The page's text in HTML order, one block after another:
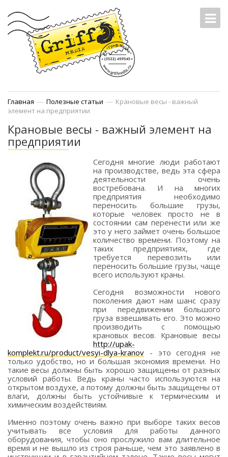
Главная — Полезные статьи — Крановые весы - важный
элемент на предприятии
Крановые весы - важный элемент на
предприятии
Сегодня многие люди работают
на производстве, ведь эта сфера
деятельности очень
востребована. И на многих
предприятия необходимо
переносить большие грузы,
которые человек просто не в
состоянии сам перенести или же
это у него займет очень большое
количество времени. Поэтому на
таких предприятиях, где
требуется перевозить или
переносить большие грузы, чаще
всего используют краны.
Сегодня возможности нового
поколения дают нам шанс сразу
при передвижении большого
груза взвешивать его. Это можно
производить с помощью
крановых весов. Крановые весы
http://upak-
komplekt.ru/product/vesyi-dlya-kranov - это сегодня не
только удобство, но и большая экономия времени. Но
такие весы должны быть хорошо защищены от разных
условий работы. Ведь краны часто используются на
открытом воздухе, а потому должны быть защищены от
влаги, должны быть устойчивые к термическим и
химическим воздействиям.
Именно поэтому очень важно при выборе таких весов
учитывать все условия для работы данного
оборудования, чтобы оно прослужило вам длительное
время и не вышло из строя раньше, чем это заявлено в